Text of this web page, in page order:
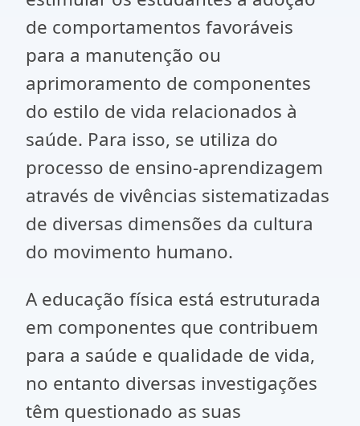
de comportamentos favoráveis
para a manutenção ou
aprimoramento de componentes
do estilo de vida relacionados à
saúde. Para isso, se utiliza do
processo de ensino-aprendizagem
através de vivências sistematizadas
de diversas dimensões da cultura
do movimento humano.
A educação física está estruturada
em componentes que contribuem
para a saúde e qualidade de vida,
no entanto diversas investigações
têm questionado as suas